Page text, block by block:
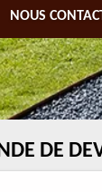
NOUS
DE